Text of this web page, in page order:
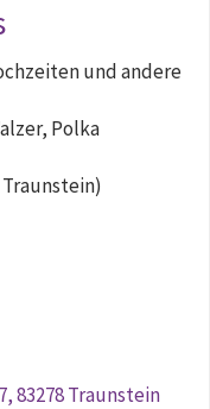
und andere
Polka
83278 Traunstein